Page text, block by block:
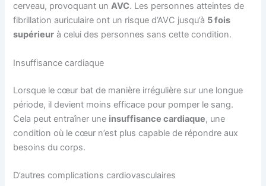
cerveau, provoquant unAVC. Les personnes atteintes de
fibrillation auriculaire ont un risque d’AVC jusqu’à 5 fois
supérieur à celui des personnes sans cette condition.
Insuffisance cardiaque
Lorsque le cœur bat de manière irrégulière sur une longue
période, il devient moins efficace pour pomper le sang.
Cela peut entraîner une insuffisance cardiaque, une
condition où le cœur n’est plus capable de répondre aux
besoins du corps.
D’autres complications cardiovasculaires